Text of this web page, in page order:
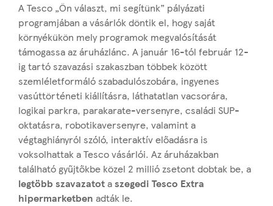
A Tesco „Ön választ, mi segítünk” pályázati
programjában a vásárlók döntik el, hogy saját
környékükön mely programok megvalósítását
támogassa az áruházlánc. A január 16-tól február 12-
ig tartó szavazási szakaszban többek között
szemléletformáló szabadulószobára, ingyenes
vasúttörténeti kiállításra, láthatatlan vacsorára,
logikai parkra, parakarate-versenyre, családi SUP-
oktatásra, robotikaversenyre, valamint a
végtaghiányról szóló, interaktív előadásra is
voksolhattak a Tesco vásárlói. Az áruházakban
található gyűjtőkbe közel 2 millió zsetont dobtak be, a
legtöbb szavazatotaszegedi Tesco Extra
hipermarketben adták le.